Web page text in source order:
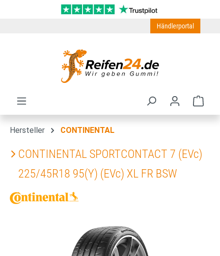
Zum Hauptinhalt springen
Händlerportal
Hersteller CONTINENTAL
CONTINENTAL SPORTCONTACT 7 (EVc)
225/45R18 95(Y) (EVc) XL FR BSW
Bildergalerie überspringen